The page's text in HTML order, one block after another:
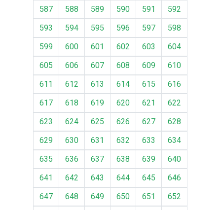
587
588 589 590 591
592
593
594 595 596 597
598
599
600 601 602 603
604
605
606 607 608 609
610
611
612 613 614 615
616
617
618 619 620 621
622
623
624 625 626 627
628
629
630 631 632 633
634
635
636 637 638 639
640
641
642 643 644 645
646
647
648 649 650 651
652